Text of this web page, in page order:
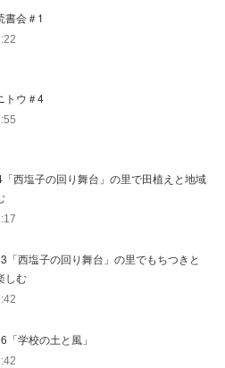
書会＃1
トウ＃4
西塩子の回り舞台」の里で田植えと地域
「西塩子の回り舞台」の里でもちつきと
しむ
「学校の土と風」